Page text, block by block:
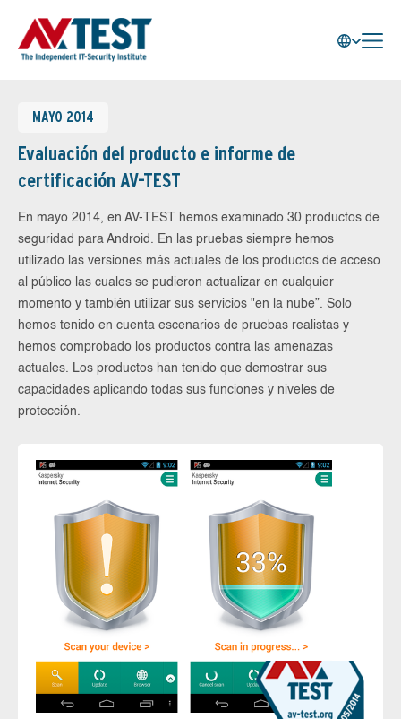
MAYO 2014
Evaluación del producto e informe de
certificación AV-TEST
En mayo 2014, en AV-TEST hemos examinado 30 productos de
seguridad para Android. En las pruebas siempre hemos
utilizado las versiones más actuales de los productos de acceso
al público las cuales se pudieron actualizar en cualquier
momento y también utilizar sus servicios "en la nube”. Solo
hemos tenido en cuenta escenarios de pruebas realistas y
hemos comprobado los productos contra las amenazas
actuales. Los productos han tenido que demostrar sus
capacidades aplicando todas sus funciones y niveles de
protección.